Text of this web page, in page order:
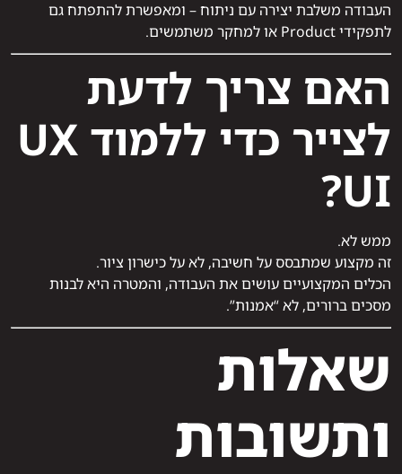
העבודה משלבת יצירה עם ניתוח – ומאפשרת להתפתח גם
לתפקידי Product או למחקר משתמשים.
האם צריך לדעת
לצייר כדי ללמוד UX
UI?
ממש לא.
זה מקצוע שמתבסס על חשיבה, לא על כישרון ציור.
הכלים המקצועיים עושים את העבודה, והמטרה היא לבנות
מסכים ברורים, לא “אמנות”.
שאלות
ותשובות